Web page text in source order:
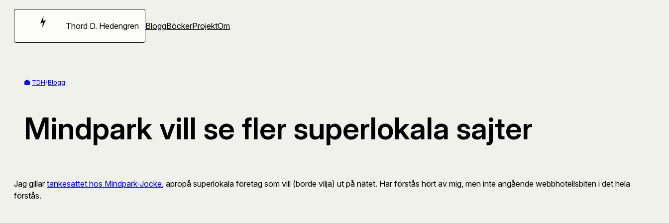
Hoppa
Thord D. Hedengren BloggBöckerProjektOm
TDH/Blogg
Mindpark vill se fler superlokala sajter
Jag gillar tankesättet hos Mindpark-Jocke , apropå superlokala företag som vill (borde vilja) ut på nätet. Har förstås hört av mig, men inte angående webbhotellsbiten i det hela
förstås.